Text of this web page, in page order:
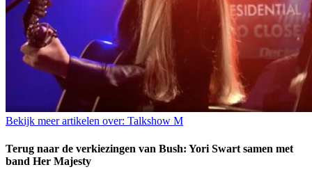
Bekijk meer artikelen over: Talkshow M
Terug naar de verkiezingen van Bush: Yori Swart samen met
band Her Majesty